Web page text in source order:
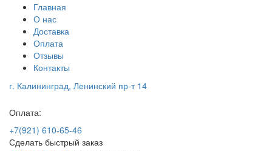
Главная
О нас
Доставка
Оплата
Отзывы
Контакты
г. Калининград, Ленинский пр-т 14
Оплата:
+7(921) 610-65-46
Сделать быстрый заказ